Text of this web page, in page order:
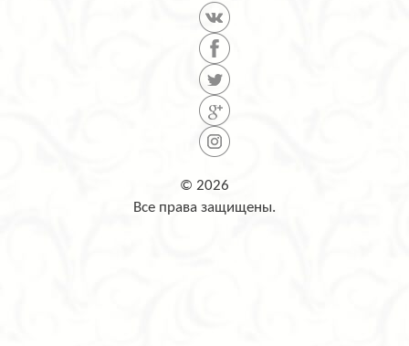
© 2026
Все права защищены.